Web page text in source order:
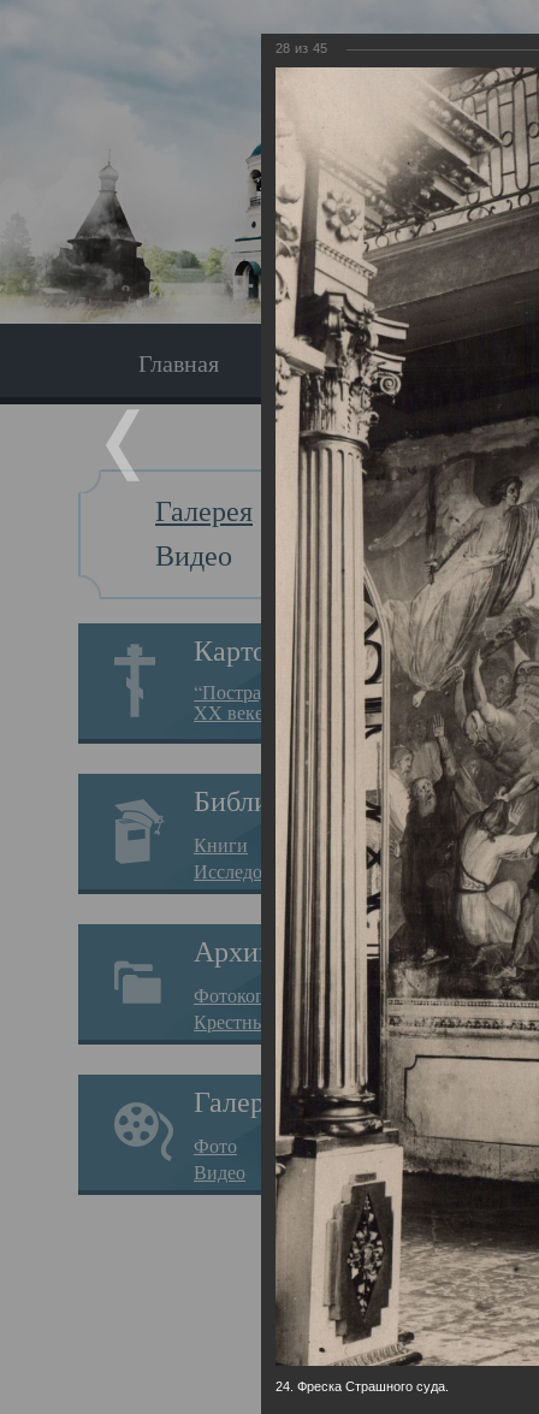
Главная Экскурсия
Галерея
Видео
Картотека
“Пострадавшие за веру в
XX веке на Севере”
Библиотека
Книги
Исследования
Архив
Фотокопии дел
Крестные ходы
Галерея
Фото
Видео
Главная
28 из 45
24. Фреска Страшного суда.